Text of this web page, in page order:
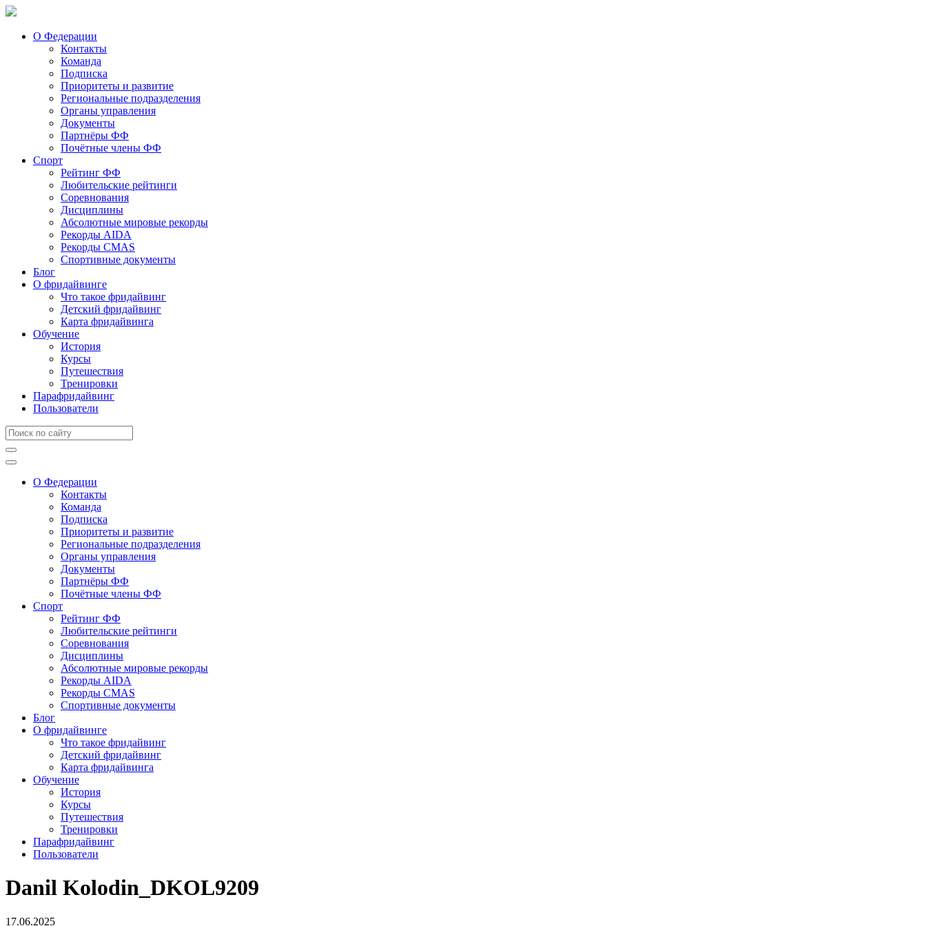
О Федерации
Контакты
Команда
Подписка
Приоритеты и развитие
Региональные подразделения
Органы управления
Документы
Партнёры ФФ
Почётные члены ФФ
Спорт
Рейтинг ФФ
Любительские рейтинги
Соревнования
Дисциплины
Абсолютные мировые рекорды
Рекорды AIDA
Рекорды CMAS
Спортивные документы
Блог
О фридайвинге
Что такое фридайвинг
Детский фридайвинг
Карта фридайвинга
Обучение
История
Курсы
Путешествия
Тренировки
Парафридайвинг
Пользователи
О Федерации
Контакты
Команда
Подписка
Приоритеты и развитие
Региональные подразделения
Органы управления
Документы
Партнёры ФФ
Почётные члены ФФ
Спорт
Рейтинг ФФ
Любительские рейтинги
Соревнования
Дисциплины
Абсолютные мировые рекорды
Рекорды AIDA
Рекорды CMAS
Спортивные документы
Блог
О фридайвинге
Что такое фридайвинг
Детский фридайвинг
Карта фридайвинга
Обучение
История
Курсы
Путешествия
Тренировки
Парафридайвинг
Пользователи
Danil Kolodin_DKOL9209
17.06.2025